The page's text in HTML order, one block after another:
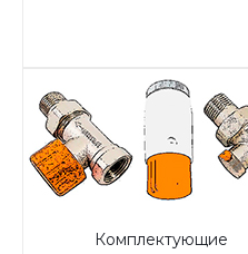
Комплектующие